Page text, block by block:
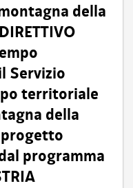
della
Servizio
territoriale
della
progetto
programma